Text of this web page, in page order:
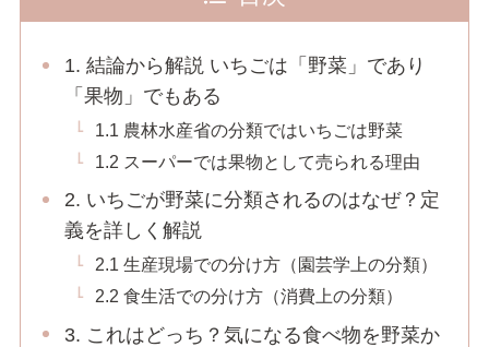
1. 結論から解説 いちごは「野菜」であり
「果物」でもある
1.1 農林水産省の分類ではいちごは野菜
1.2 スーパーでは果物として売られる理由
2. いちごが野菜に分類されるのはなぜ？定
義を詳しく解説
2.1 生産現場での分け方（園芸学上の分類）
2.2 食生活での分け方（消費上の分類）
3. これはどっち？気になる食べ物を野菜か